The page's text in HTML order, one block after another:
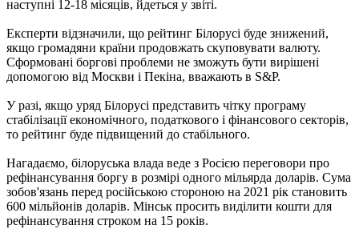
наступні 12-18 місяців, йдеться у звіті.
Експерти відзначили, що рейтинг Білорусі буде знижений,
якщо громадяни країни продовжать скуповувати валюту.
Сформовані боргові проблеми не зможуть бути вирішені
допомогою від Москви і Пекіна, вважають в S&P.
У разі, якщо уряд Білорусі представить чітку програму
стабілізації економічного, податкового і фінансового секторів,
то рейтинг буде підвищений до стабільного.
Нагадаємо, білоруська влада веде з Росією переговори про
рефінансування боргу в розмірі одного мільярда доларів. Сума
зобов'язань перед російською стороною на 2021 рік становить
600 мільйонів доларів. Мінськ просить виділити кошти для
рефінансування строком на 15 років.